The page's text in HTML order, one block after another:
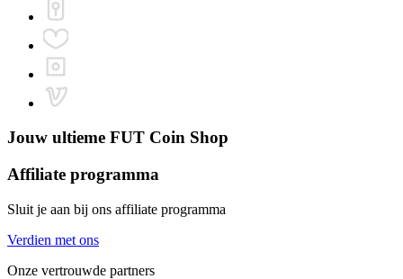
Jouw ultieme FUT Coin Shop
Affiliate programma
Sluit je aan bij ons affiliate programma
Verdien met ons
Onze vertrouwde partners